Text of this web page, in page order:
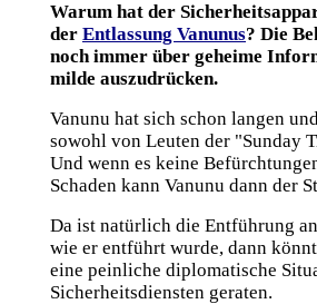
Warum hat der
der Entlassung Vanunus? Die
noch immer über geheime
milde auszudrücken.
Vanunu hat sich schon langen
sowohl von Leuten der "Sunday
Und wenn es keine
Schaden kann Vanunu dann der
Da ist natürlich die Entführung
wie er entführt wurde, dann
eine peinliche diplomatische
Sicherheitsdiensten geraten.